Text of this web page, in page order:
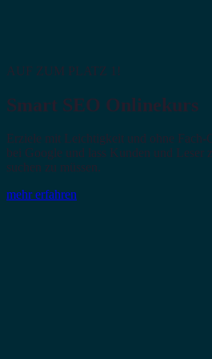
AUF ZUM PLATZ 1!
Smart SEO Onlinekurs
Erziele mit Leichtigkeit und ohne Fach-
bei Google und lass Kunden und Leser
suchen zu müssen.
mehr erfahren